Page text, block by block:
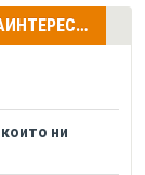
ДРУГИ ПУБЛИКАЦИИ, КОИТО БИХА ВИ ЗАИНТЕРЕСУВАЛИ
ни